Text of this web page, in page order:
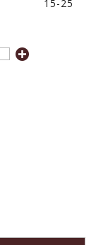
15-25